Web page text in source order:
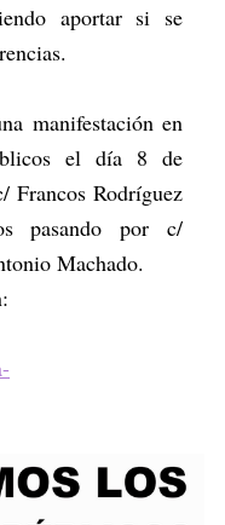
aportar si se
manifestación en
el día 8 de
Francos Rodríguez
pasando por c/
Machado.